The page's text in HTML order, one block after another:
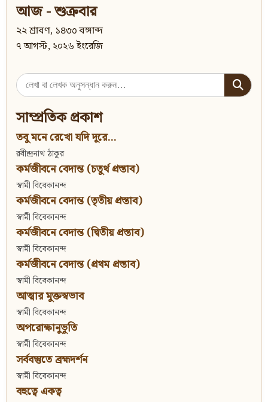
আজ - শুক্রবার
২২ শ্রাবণ, ১৪৩৩ বঙ্গাব্দ
৭ আগস্ট, ২০২৬ ইংরেজি
Search
for:
সাম্প্রতিক প্রকাশ
তবু মনে রেখো যদি দূরে...
রবীন্দ্রনাথ ঠাকুর
কর্মজীবনে বেদান্ত (চতুর্থ প্রস্তাব)
স্বামী বিবেকানন্দ
কর্মজীবনে বেদান্ত (তৃতীয় প্রস্তাব)
স্বামী বিবেকানন্দ
কর্মজীবনে বেদান্ত (দ্বিতীয় প্রস্তাব)
স্বামী বিবেকানন্দ
কর্মজীবনে বেদান্ত (প্রথম প্রস্তাব)
স্বামী বিবেকানন্দ
আত্মার মুক্তস্বভাব
স্বামী বিবেকানন্দ
অপরোক্ষানুভূতি
স্বামী বিবেকানন্দ
সর্ববস্তুতে ব্রহ্মদর্শন
স্বামী বিবেকানন্দ
বহুত্বে একত্ব